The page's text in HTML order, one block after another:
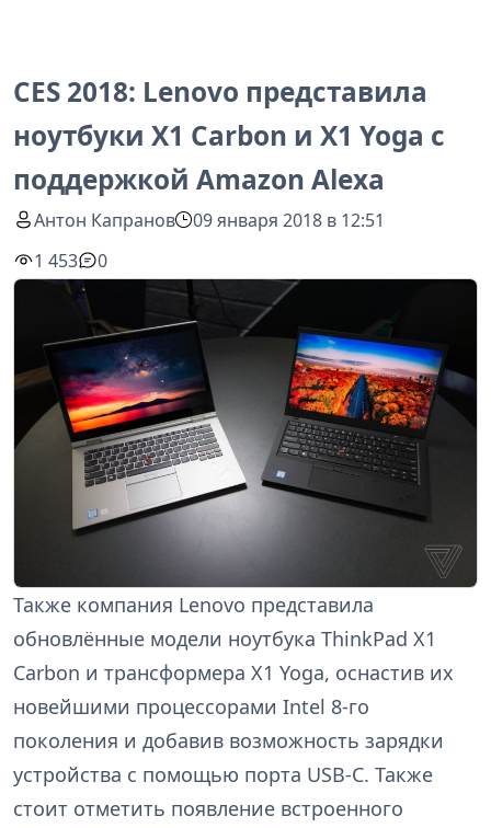
CES 2018: Lenovo представила
ноутбуки X1 Carbon и X1 Yoga с
поддержкой Amazon Alexa
Антон Капранов
09 января 2018 в 12:51
1 453
0
Также компания Lenovo представила
обновлённые модели ноутбука ThinkPad X1
Carbon и трансформера X1 Yoga, оснастив их
новейшими процессорами Intel 8-го
поколения и добавив возможность зарядки
устройства с помощью порта USB-C. Также
стоит отметить появление встроенного